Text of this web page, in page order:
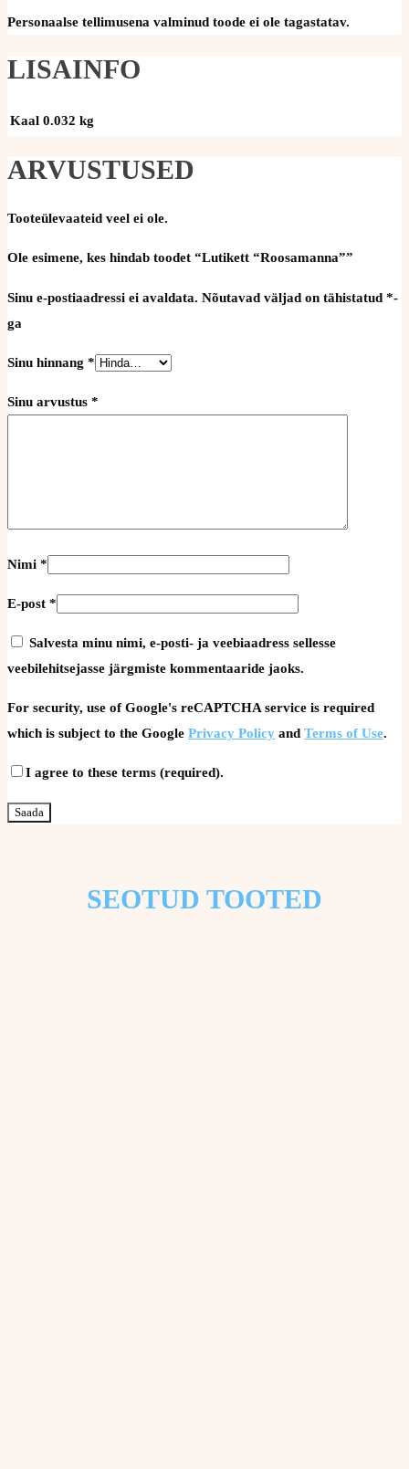
Personaalse tellimusena valminud toode ei ole tagastatav.
LISAINFO
Kaal 0.032 kg
ARVUSTUSED
Tooteülevaateid veel ei ole.
Ole esimene, kes hindab toodet “Lutikett “Roosamanna””
Sinu e-postiaadressi ei avaldata. Nõutavad väljad on tähistatud *-
ga
Sinu hinnang *
Sinu arvustus *
Nimi *
E-post *
Salvesta minu nimi, e-posti- ja veebiaadress sellesse
veebilehitsejasse järgmiste kommentaaride jaoks.
For security, use of Google's reCAPTCHA service is required
which is subject to the Google Privacy Policy and Terms of Use.
I agree to these terms (required).
SEOTUD TOOTED